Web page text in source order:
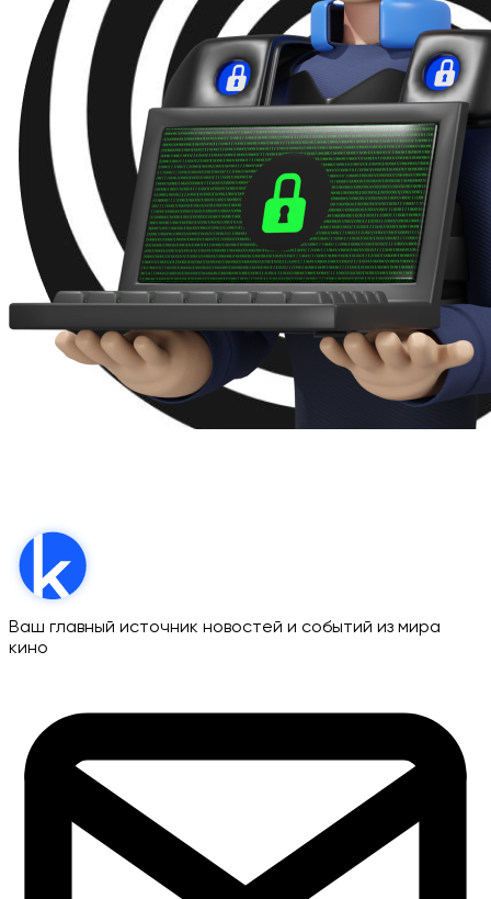
Ваш главный источник новостей и событий из мира
кино